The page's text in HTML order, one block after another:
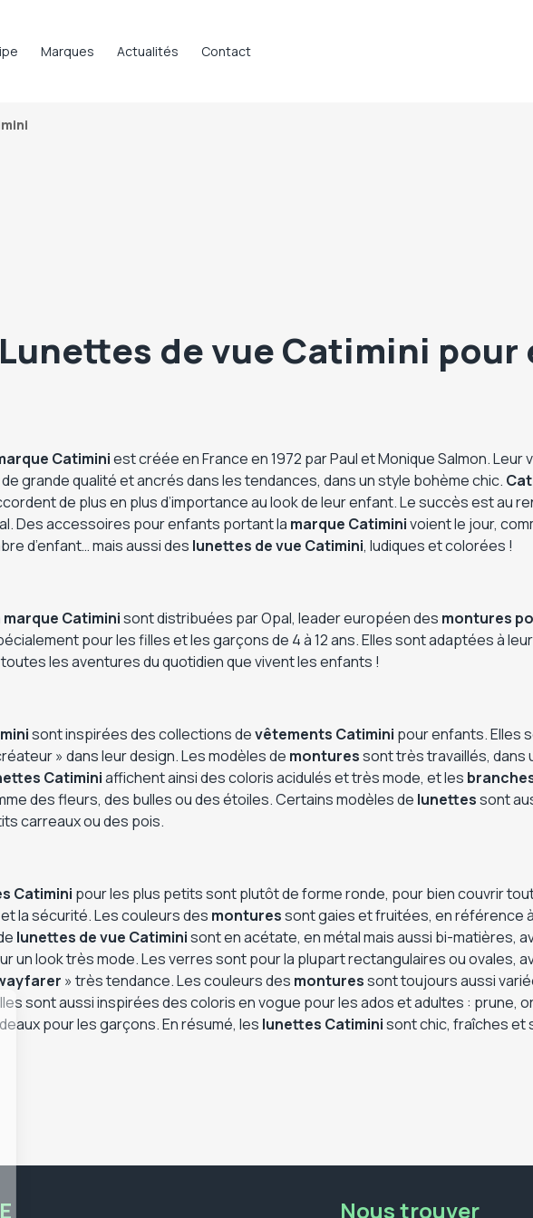
Marques Actualités Contact
Lunettes de vue Catimini pour
Catiminiest créée en France en 1972 par Paul et Monique Salmon.
grande qualité et ancrés dans les tendances, dans un style bohème chic.
de plus en plus d’importance au look de leur enfant. Le succès est au
Des accessoires pour enfants portant la marque Catiminivoient le jour,
d’enfant… mais aussi des lunettes de vue Catimini, ludiques et colorées !
marque Catiminisont distribuées par Opal, leader européen des montures
pour les filles et les garçons de 4 à 12 ans. Elles sont adaptées à
les aventures du quotidien que vivent les enfants !
sont inspirées des collections devêtements Catimini pour enfants. Elles
» dans leur design. Les modèles de monturessont très travaillés, dans
Catiminiaffichent ainsi des coloris acidulés et très mode, et les
des fleurs, des bulles ou des étoiles. Certains modèles de lunettessont
carreaux ou des pois.
Catimini pour les plus petits sont plutôt de forme ronde, pour bien couvrir
la sécurité. Les couleurs des monturessont gaies et fruitées, en référence
lunettes de vue Catiminisont en acétate, en métal mais aussi bi-matières,
un look très mode. Les verres sont pour la plupart rectangulaires ou ovales,
» très tendance. Les couleurs des monturessont toujours aussi
sont aussi inspirées des coloris en vogue pour les ados et adultes : prune,
pour les garçons. En résumé, les lunettes Catiminisont chic, fraîches et
Nous trouver